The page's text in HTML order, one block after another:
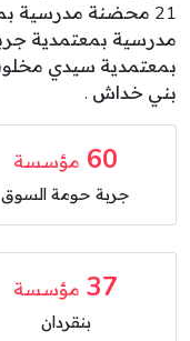
بني خداش .
60 مؤسسة
جربة حومة السوق
37 مؤسسة
بنقردان